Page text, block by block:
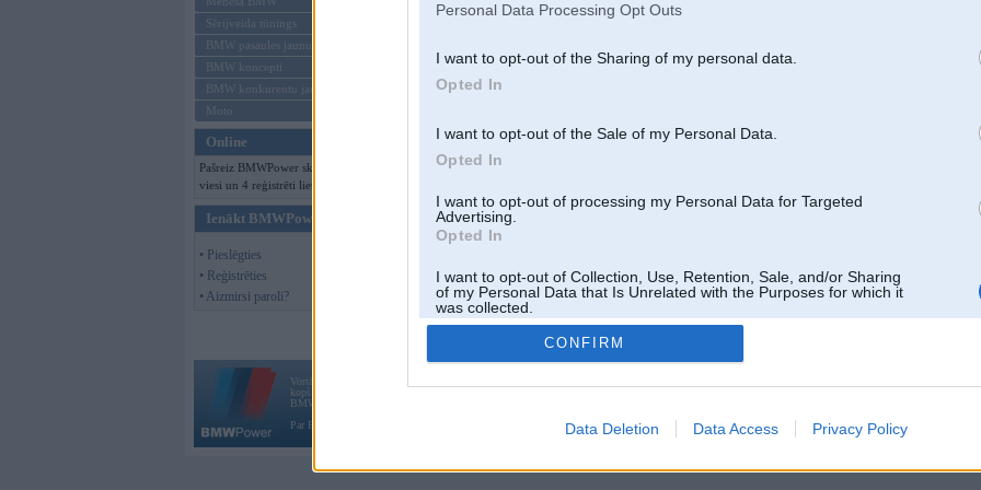
Personal Data Processing Opt Outs
I want to opt-out of the Sharing of my personal data.
Opted In
I want to opt-out of the Sale of my Personal Data.
Opted In
I want to opt-out of processing my Personal Data for Targeted
Advertising.
Opted In
I want to opt-out of Collection, Use, Retention, Sale, and/or Sharing
of my Personal Data that Is Unrelated with the Purposes for which it
was collected.
Opted Out
CONFIRM
Data Deletion Data Access Privacy Policy
Sērijveida tūnings
BMW pasaules jaunumi
BMW koncepti
BMW konkurentu jaunumi
Moto
Online
Pašreiz BMWPower skatās 109
viesi un 4 reģistrēti lietotāji.
Ienākt BMWPower
• Pieslēgties
• Reģistrēties
• Aizmirsi paroli?
Vortāls BMWPower.lv darbojas
kopš 2002. gada 14. maija. Tas nav auto klubs un nav saistīts ar
BMW AG.
Par BMWPower